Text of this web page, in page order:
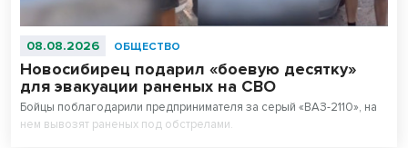
08.08.2026 ОБЩЕСТВО
Новосибирец подарил «боевую десятку»
для эвакуации раненых на СВО
Бойцы поблагодарили предпринимателя за серый «ВАЗ-2110», на
нем вывозят раненых под обстрелами.